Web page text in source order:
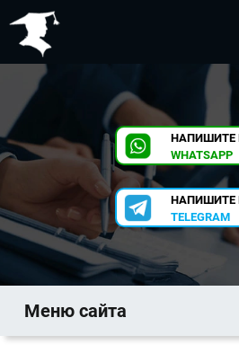
НАПИШИТЕ
WHATSAPP
НАПИШИТЕ
TELEGRAM
Меню сайта